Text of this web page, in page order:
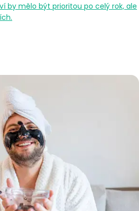
by mělo být prioritou po celý rok, ale